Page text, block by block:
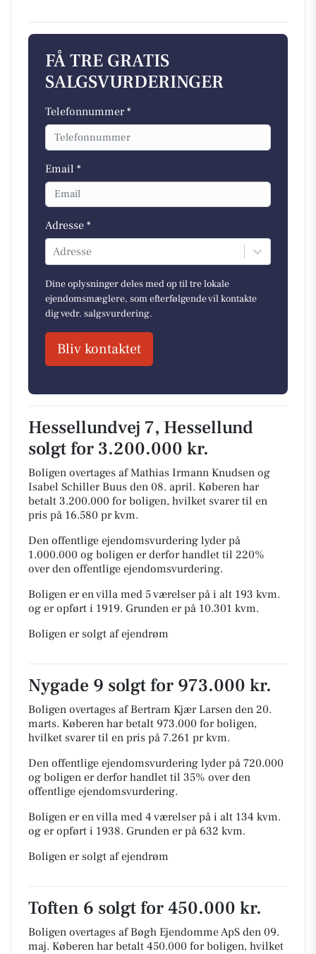
FÅ TRE GRATIS
SALGSVURDERINGER
Telefonnummer *
Email *
Adresse *
Adresse
Dine oplysninger deles med op til tre lokale
ejendomsmæglere, som efterfølgende vil kontakte
dig vedr. salgsvurdering.
Bliv kontaktet
Hessellundvej 7, Hessellund
solgt for 3.200.000 kr.
Boligen overtages af Mathias Irmann Knudsen og
Isabel Schiller Buus den 08. april. Køberen har
betalt 3.200.000 for boligen, hvilket svarer til en
pris på 16.580 pr kvm.
Den offentlige ejendomsvurdering lyder på
1.000.000 og boligen er derfor handlet til 220%
over den offentlige ejendomsvurdering.
Boligen er en villa med 5 værelser på i alt 193 kvm.
og er opført i 1919. Grunden er på 10.301 kvm.
Boligen er solgt af ejendrøm
Nygade 9 solgt for 973.000 kr.
Boligen overtages af Bertram Kjær Larsen den 20.
marts. Køberen har betalt 973.000 for boligen,
hvilket svarer til en pris på 7.261 pr kvm.
Den offentlige ejendomsvurdering lyder på 720.000
og boligen er derfor handlet til 35% over den
offentlige ejendomsvurdering.
Boligen er en villa med 4 værelser på i alt 134 kvm.
og er opført i 1938. Grunden er på 632 kvm.
Boligen er solgt af ejendrøm
Toften 6 solgt for 450.000 kr.
Boligen overtages af Bøgh Ejendomme ApS den 09.
maj. Køberen har betalt 450.000 for boligen, hvilket